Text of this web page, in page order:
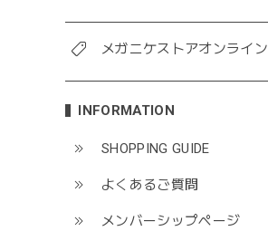
メガニケストアオンライン
INFORMATION
SHOPPING GUIDE
よくあるご質問
メンバーシップページ